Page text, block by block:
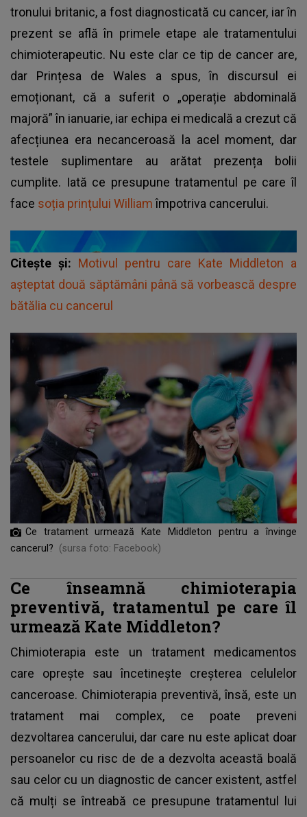
tronului britanic, a fost diagnosticată cu cancer, iar în
prezent se află în primele etape ale tratamentului
chimioterapeutic. Nu este clar ce tip de cancer are,
dar Prințesa de Wales a spus, în discursul ei
emoționant, că a suferit o „operație abdominală
majoră” în ianuarie, iar echipa ei medicală a crezut că
afecțiunea era necanceroasă la acel moment, dar
testele suplimentare au arătat prezența bolii
cumplite. Iată ce presupune tratamentul pe care îl
face soția prințului Williamîmpotriva cancerului.
Citește și: Motivul pentru care Kate Middleton a
așteptat două săptămâni până să vorbească despre
bătălia cu cancerul
Ce tratament urmează Kate Middleton pentru a învinge
cancerul?
(sursa foto: Facebook)
Ce înseamnă chimioterapia
preventivă, tratamentul pe care îl
urmează Kate Middleton?
Chimioterapia este un tratament medicamentos
care oprește sau încetinește creșterea celulelor
canceroase. Chimioterapia preventivă, însă, este un
tratament mai complex, ce poate preveni
dezvoltarea cancerului, dar care nu este aplicat doar
persoanelor cu risc de de a dezvolta această boală
sau celor cu un diagnostic de cancer existent, astfel
că mulți se întreabă ce presupune tratamentul lui